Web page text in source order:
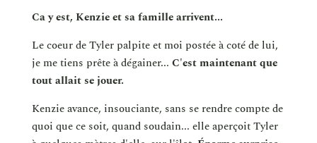
Ca y est, Kenzie et sa famille arrivent...
Le coeur de Tyler palpite et moi postée à coté de lui,
je me tiens prête à dégainer... C'est maintenant que
tout allait se jouer.
Kenzie avance, insouciante, sans se rendre compte de
quoi que ce soit, quand soudain... elle aperçoit Tyler